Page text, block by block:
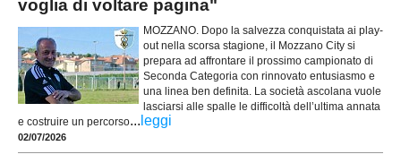
voglia di voltare pagina"
MOZZANO. Dopo la salvezza conquistata ai play-
out nella scorsa stagione, il Mozzano City si
prepara ad affrontare il prossimo campionato di
Seconda Categoria con rinnovato entusiasmo e
una linea ben definita. La società ascolana vuole
lasciarsi alle spalle le difficoltà dell’ultima annata
e costruire un percorso... leggi
02/07/2026